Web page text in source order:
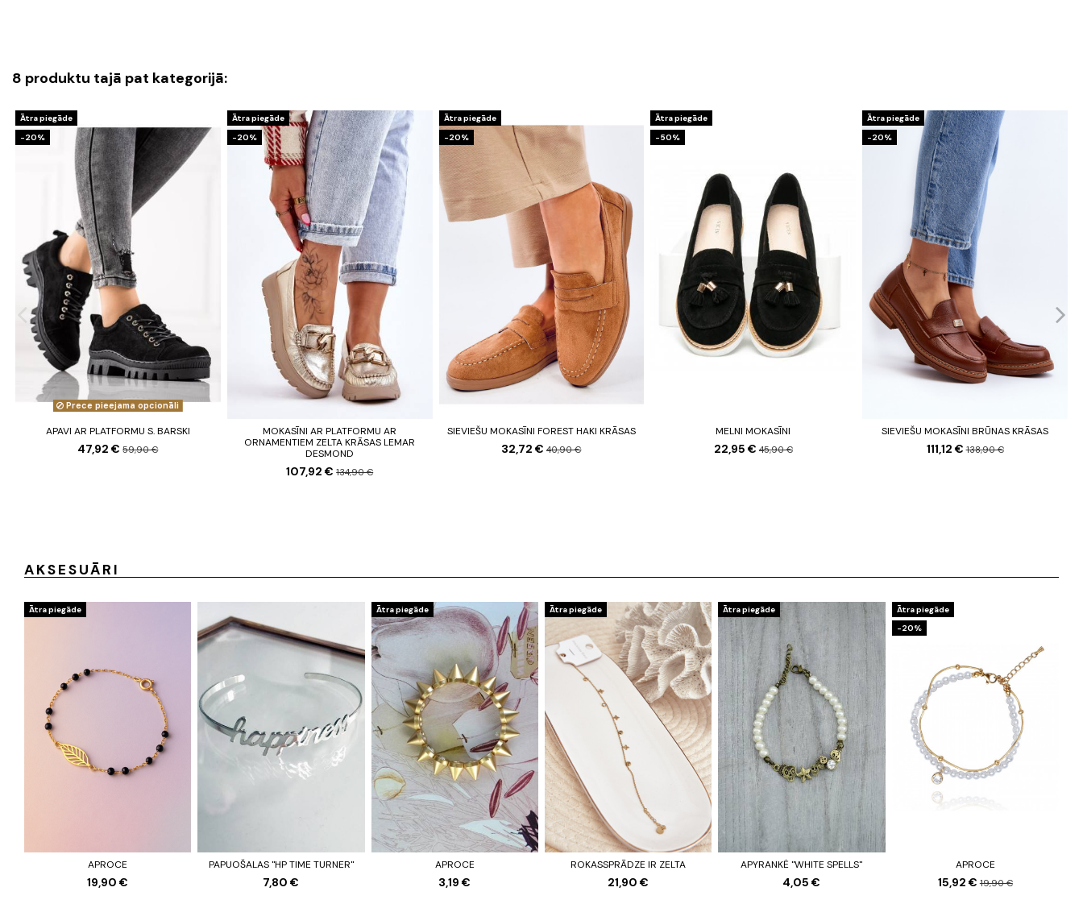
8 produktu tajā pat kategorijā:
Ātra piegāde
-20%
Prece pieejama opcionāli
APAVI AR PLATFORMU S. BARSKI
47,92 €59,90 €
Ātra piegāde
-20%
MOKASĪNI AR PLATFORMU AR
ORNAMENTIEM ZELTA KRĀSAS LEMAR
DESMOND
107,92 €134,90 €
Ātra piegāde
-20%
SIEVIEŠU MOKASĪNI FOREST HAKI KRĀSAS
32,72 €40,90 €
Ātra piegāde
-50%
MELNI MOKASĪNI
22,95 €45,90 €
Ātra piegāde
-20%
SIEVIEŠU MOKASĪNI BRŪNAS KRĀSAS
111,12 €138,90 €
AKSESUĀRI
Ātra piegāde
APROCE
19,90 €
PAPUOŠALAS "HP TIME TURNER"
7,80 €
Ātra piegāde
APROCE
3,19 €
Ātra piegāde
ROKASSPRĀDZE IR ZELTA
21,90 €
Ātra piegāde
APYRANKĖ "WHITE SPELLS"
4,05 €
Ātra piegāde
-20%
APROCE
15,92 €19,90 €